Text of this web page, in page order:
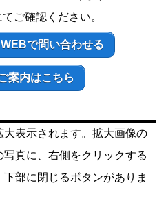
ご確認ください。
で問い合わせる
案内はこちら
表示されます。拡大画像の
真に、右側をクリックする
部に閉じるボタンがありま